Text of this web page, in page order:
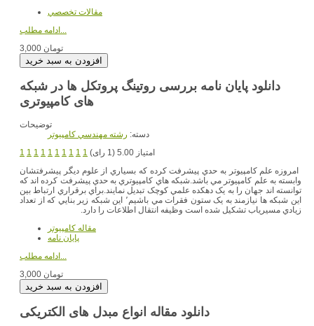
مقالات تخصصي
ادامه مطلب...
3,000 تومان
دانلود پایان نامه بررسی روتینگ پروتکل ها در شبکه
های کامپیوتری
توضیحات
دسته: رشته مهندسي کامپيوتر
1 1 1 1 1 1 1 1 1 1
امتیاز 5.00 (1 رای)
امروزه علم کامپيوتر به حدي پيشرفت کرده که بسياري از علوم ديگر پيشرفتشان
وابسته به علم کامپيوتر مي باشد.شبکه هاي کامپيوتري به حدي پيشرفت کرده اند که
توانسته اند جهان را به يک دهکده علمي کوچک تبديل نمايند.براي برقراري ارتباط بين
اين شبکه ها نيازمند به يک ستون فقرات مي باشيم٬ اين شبکه زير بنايي که از تعداد
زيادي مسيرياب تشکيل شده است وظيفه انتقال اطلاعات را دارد.
مقاله کامپیوتر
پایان نامه
ادامه مطلب...
3,000 تومان
دانلود مقاله انواع مبدل های الکتریکی